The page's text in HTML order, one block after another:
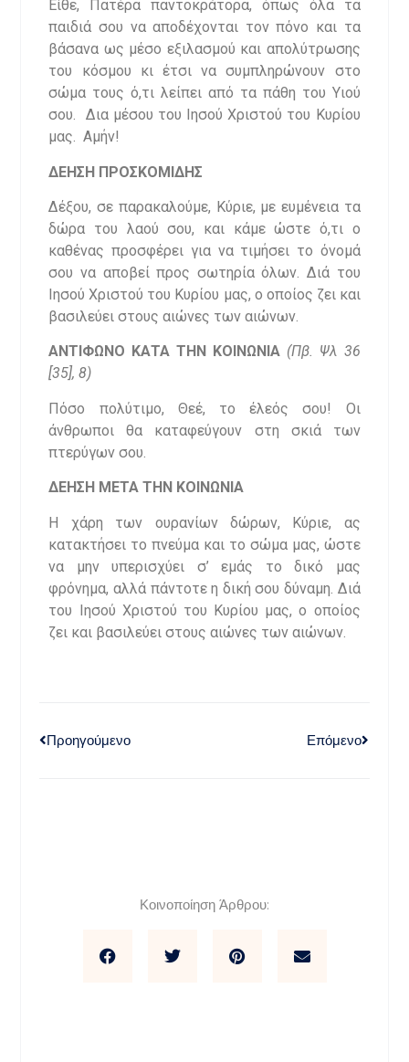
Είθε, Πατέρα παντοκράτορα, όπως όλα τα
παιδιά σου να αποδέχονται τον πόνο και τα
βάσανα ως μέσο εξιλασμού και απολύτρωσης
του κόσμου κι έτσι να συμπληρώνουν στο
σώμα τους ό,τι λείπει από τα πάθη του Υιού
σου. Δια μέσου του Ιησού Χριστού του Κυρίου
μας. Αμήν!
ΔΕΗΣΗ ΠΡΟΣΚΟΜΙΔΗΣ
Δέξου, σε παρακαλούμε, Κύριε, με ευμένεια τα
δώρα του λαού σου, και κάμε ώστε ό,τι ο
καθένας προσφέρει για να τιμήσει το όνομά
σου να αποβεί προς σωτηρία όλων. Διά του
Ιησού Χριστού του Κυρίου μας, ο οποίος ζει και
βασιλεύει στους αιώνες των αιώνων.
ΑΝΤΙΦΩΝΟ ΚΑΤΑ ΤΗΝ ΚΟΙΝΩΝΙΑ (Πβ. Ψλ 36
[35], 8)
Πόσο πολύτιμο, Θεέ, το έλεός σου! Οι
άνθρωποι θα καταφεύγουν στη σκιά των
πτερύγων σου.
ΔΕΗΣΗ ΜΕΤΑ ΤΗΝ ΚΟΙΝΩΝΙΑ
Η χάρη των ουρανίων δώρων, Κύριε, ας
κατακτήσει το πνεύμα και το σώμα μας, ώστε
να μην υπερισχύει σ’ εμάς το δικό μας
φρόνημα, αλλά πάντοτε η δική σου δύναμη. Διά
του Ιησού Χριστού του Κυρίου μας, ο οποίος
ζει και βασιλεύει στους αιώνες των αιώνων.
Προηγούμενο Επόμενο
Κοινοποίηση Άρθρου: